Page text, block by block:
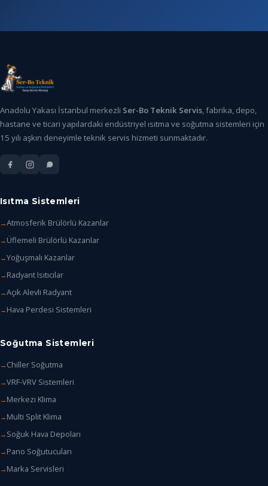
Anadolu Yakası İstanbul merkezli Ser-Bo Teknik Servis, fabrika, depo,
hastane ve ticari yapılardaki endüstriyel ısıtma ve soğutma sistemleri için
15 yılı aşkın deneyimle teknik servis hizmeti sunmaktadır.
Isıtma Sistemleri
Atmosferik Brülörlü Kazanlar
Üflemeli Brülörlü Kazanlar
Yoğuşmalı Kazanlar
Radyant Isıtıcılar
Açık Alevli Radyant
Hava Perdesi Sistemleri
Soğutma Sistemleri
Chiller Soğutma
VRF-VRV Sistemleri
Merkezi Klima
Multi Split Klima
Soğuk Hava Depoları
Pano Soğutucuları
Marka Servisleri